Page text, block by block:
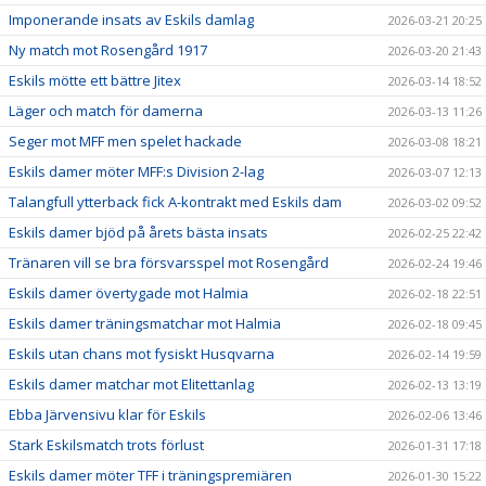
Imponerande insats av Eskils damlag 2026-03-21 20:25
Ny match mot Rosengård 1917 2026-03-20 21:43
Eskils mötte ett bättre Jitex 2026-03-14 18:52
Läger och match för damerna 2026-03-13 11:26
Seger mot MFF men spelet hackade 2026-03-08 18:21
Eskils damer möter MFF:s Division 2-lag 2026-03-07 12:13
Talangfull ytterback fick A-kontrakt med Eskils dam 2026-03-02 09:52
Eskils damer bjöd på årets bästa insats 2026-02-25 22:42
Tränaren vill se bra försvarsspel mot Rosengård 2026-02-24 19:46
Eskils damer övertygade mot Halmia 2026-02-18 22:51
Eskils damer träningsmatchar mot Halmia 2026-02-18 09:45
Eskils utan chans mot fysiskt Husqvarna 2026-02-14 19:59
Eskils damer matchar mot Elitettanlag 2026-02-13 13:19
Ebba Järvensivu klar för Eskils 2026-02-06 13:46
Stark Eskilsmatch trots förlust 2026-01-31 17:18
Eskils damer möter TFF i träningspremiären 2026-01-30 15:22